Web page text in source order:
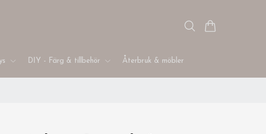
DIY - Färg & tillbehör Återbruk & möbler